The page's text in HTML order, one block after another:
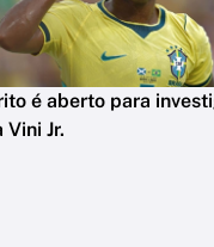
é aberto para
Jr.